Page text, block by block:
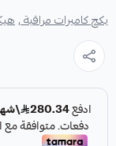
بكج كاميرات مراقبة ,